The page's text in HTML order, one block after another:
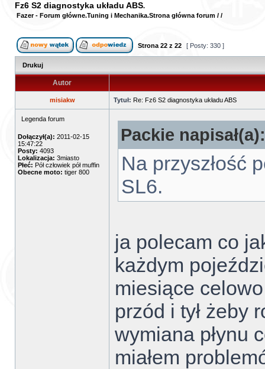
Fz6 S2 diagnostyka układu ABS
Strona główna forum /
Fazer - Forum główne /
Tuning i Mechanika
Strona 22 z 22 [ Posty: 330 ]
Drukuj
Autor
misiakw Tytuł: Re: Fz6 S2 diagnostyka układu ABS
Legenda forum
Dołączył(a): 2011-02-15
15:47:22
Posty: 4093
Lokalizacja: 3miasto
Płeć: Pół człowiek pół muffin
Obecne moto: tiger 800
Packie napisał(a):
Na przyszłość
SL6.
ja polecam co
każdym
miesiące
przód i tył żeby
wymiana płynu
miałem